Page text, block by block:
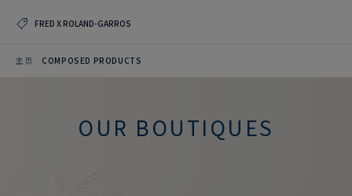
FRED X ROLAND-GARROS
主页 COMPOSED PRODUCTS
OUR BOUTIQUES